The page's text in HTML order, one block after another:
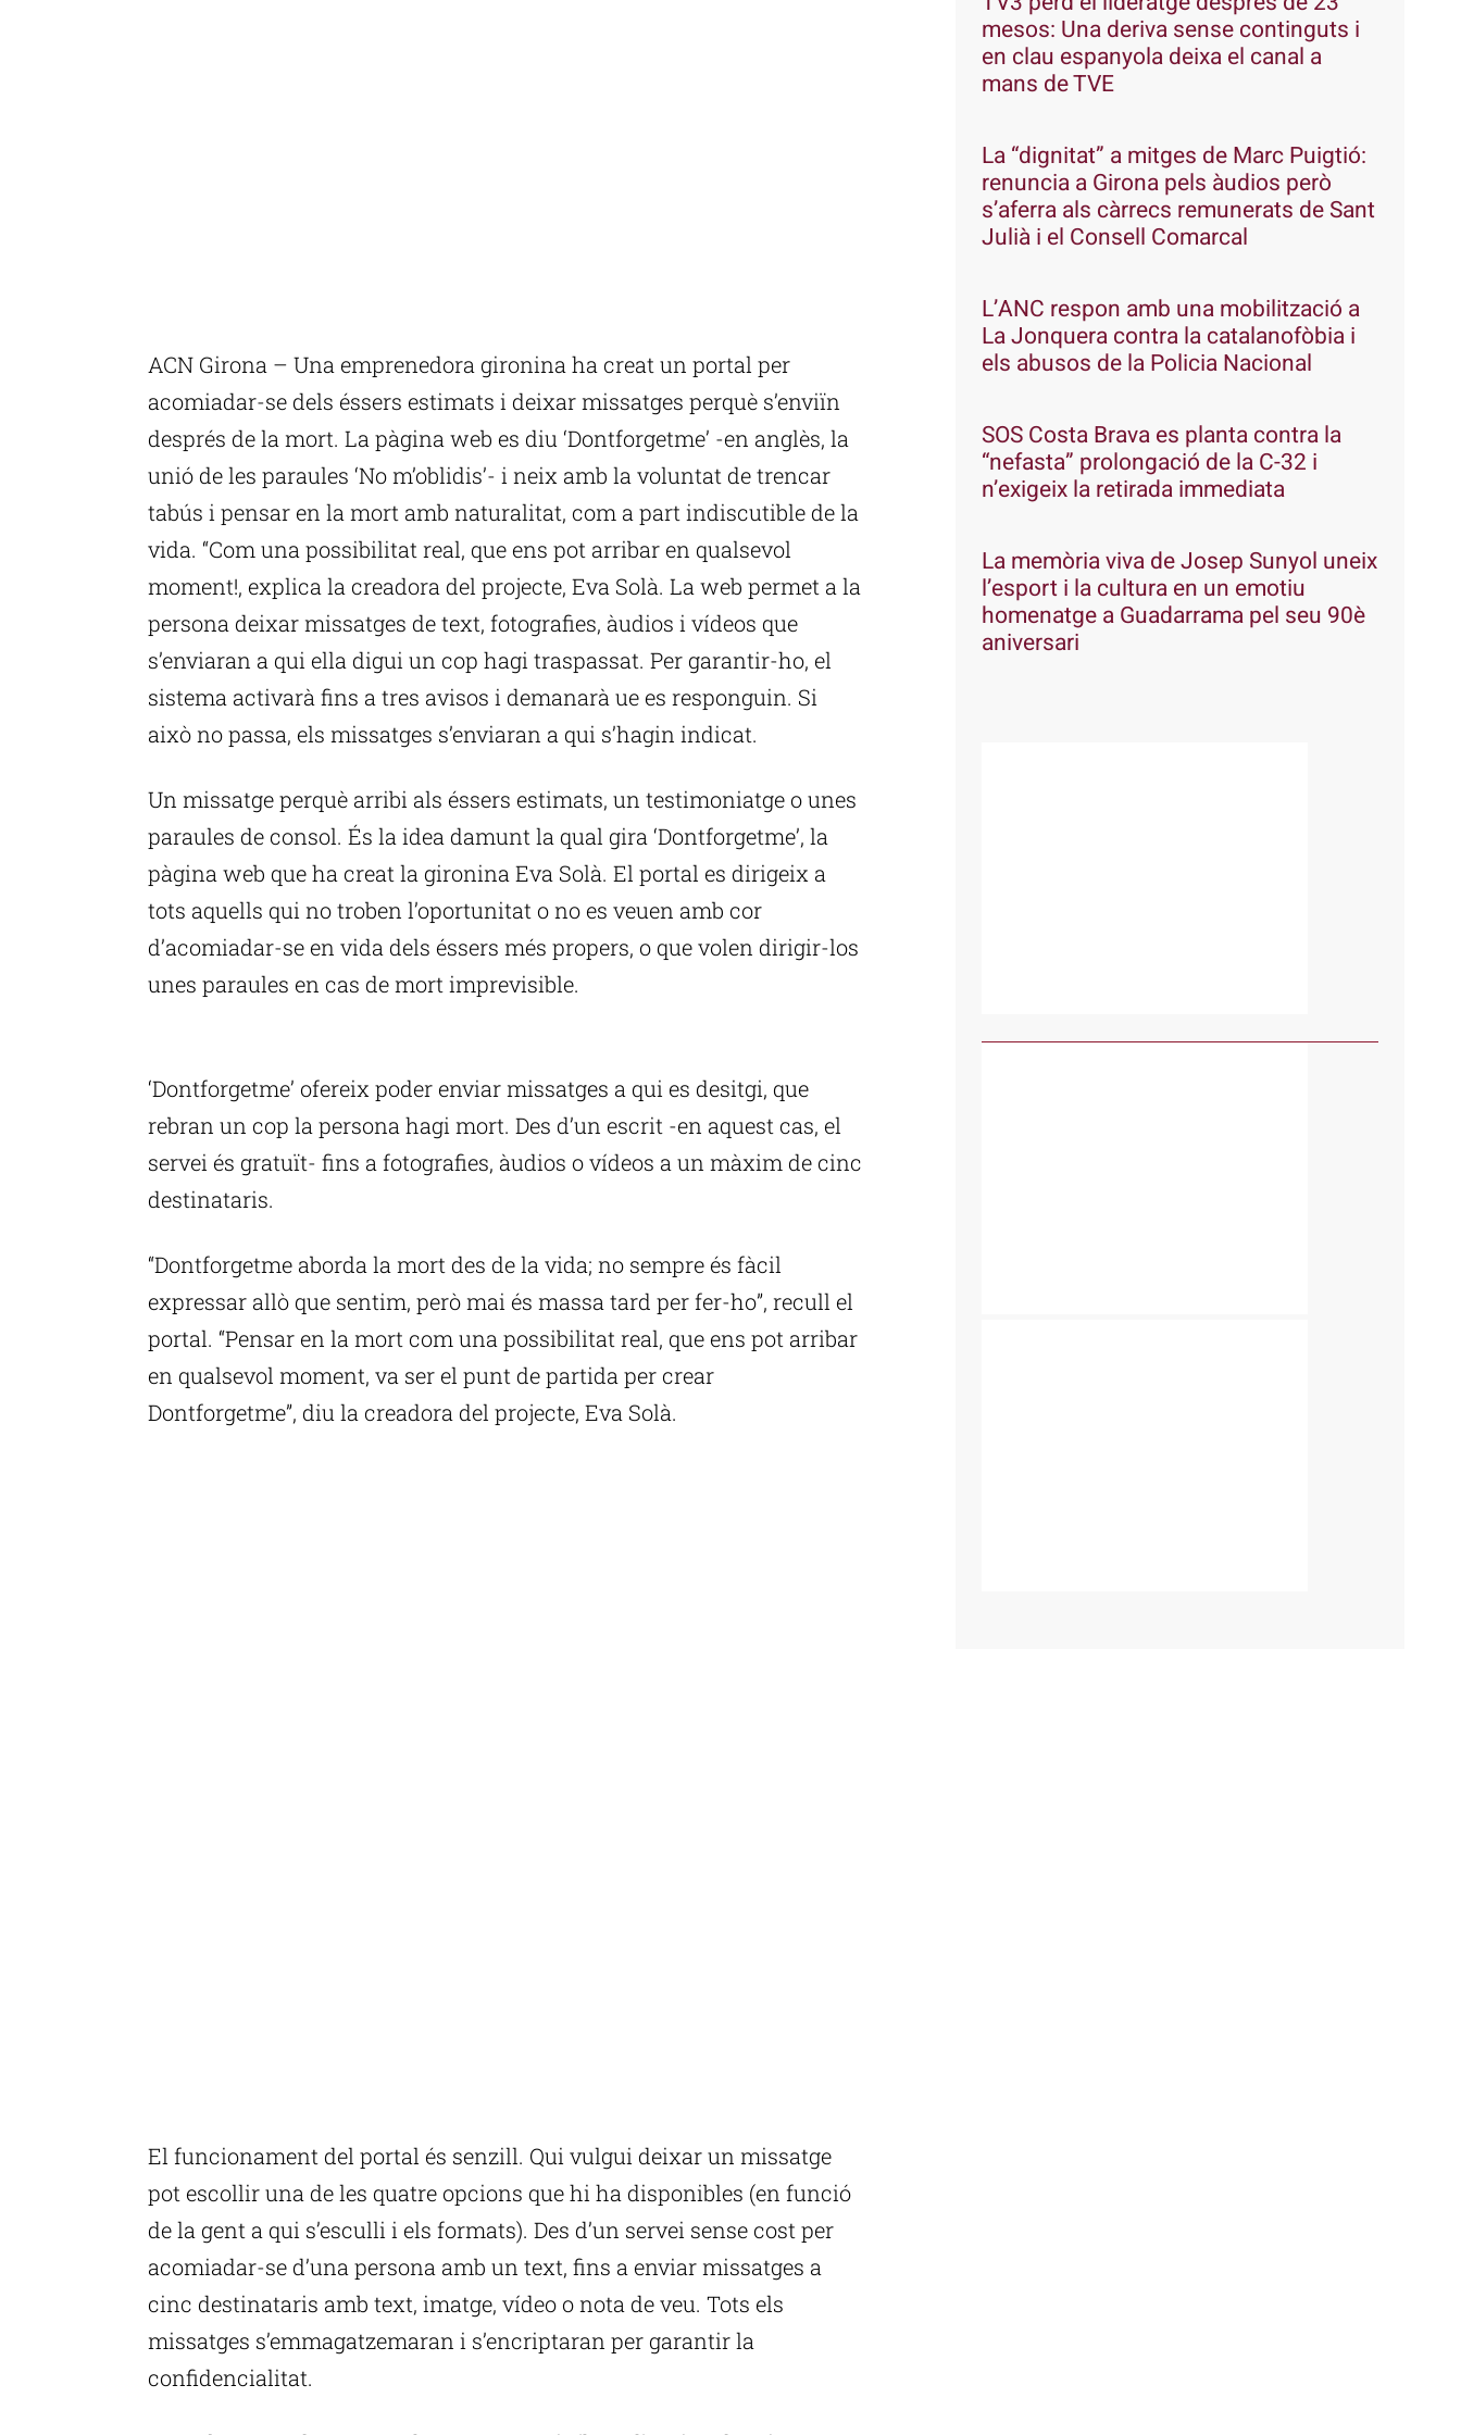
ACN Girona – Una emprenedora gironina ha creat un portal per
acomiadar-se dels éssers estimats i deixar missatges perquè s’enviïn
després de la mort. La pàgina web es diu ‘Dontforgetme’ -en anglès, la
unió de les paraules ‘No m’oblidis’- i neix amb la voluntat de trencar
tabús i pensar en la mort amb naturalitat, com a part indiscutible de la
vida. “Com una possibilitat real, que ens pot arribar en qualsevol
moment!, explica la creadora del projecte, Eva Solà. La web permet a la
persona deixar missatges de text, fotografies, àudios i vídeos que
s’enviaran a qui ella digui un cop hagi traspassat. Per garantir-ho, el
sistema activarà fins a tres avisos i demanarà ue es responguin. Si
això no passa, els missatges s’enviaran a qui s’hagin indicat.
Un missatge perquè arribi als éssers estimats, un testimoniatge o unes
paraules de consol. És la idea damunt la qual gira ‘Dontforgetme’, la
pàgina web que ha creat la gironina Eva Solà. El portal es dirigeix a
tots aquells qui no troben l’oportunitat o no es veuen amb cor
d’acomiadar-se en vida dels éssers més propers, o que volen dirigir-los
unes paraules en cas de mort imprevisible.
‘Dontforgetme’ ofereix poder enviar missatges a qui es desitgi, que
rebran un cop la persona hagi mort. Des d’un escrit -en aquest cas, el
servei és gratuït- fins a fotografies, àudios o vídeos a un màxim de cinc
destinataris.
“Dontforgetme aborda la mort des de la vida; no sempre és fàcil
expressar allò que sentim, però mai és massa tard per fer-ho”, recull el
portal. “Pensar en la mort com una possibilitat real, que ens pot arribar
en qualsevol moment, va ser el punt de partida per crear
Dontforgetme”, diu la creadora del projecte, Eva Solà.
El funcionament del portal és senzill. Qui vulgui deixar un missatge
pot escollir una de les quatre opcions que hi ha disponibles (en funció
de la gent a qui s’esculli i els formats). Des d’un servei sense cost per
acomiadar-se d’una persona amb un text, fins a enviar missatges a
cinc destinataris amb text, imatge, vídeo o nota de veu. Tots els
missatges s’emmagatzemaran i s’encriptaran per garantir la
confidencialitat.
mesos: Una deriva sense continguts i
en clau espanyola deixa el canal a
mans de TVE
La “dignitat” a mitges de Marc Puigtió:
renuncia a Girona pels àudios però
s’aferra als càrrecs remunerats de Sant
Julià i el Consell Comarcal
L’ANC respon amb una mobilització a
La Jonquera contra la catalanofòbia i
els abusos de la Policia Nacional
SOS Costa Brava es planta contra la
“nefasta” prolongació de la C-32 i
n’exigeix la retirada immediata
La memòria viva de Josep Sunyol uneix
l’esport i la cultura en un emotiu
homenatge a Guadarrama pel seu 90è
aniversari